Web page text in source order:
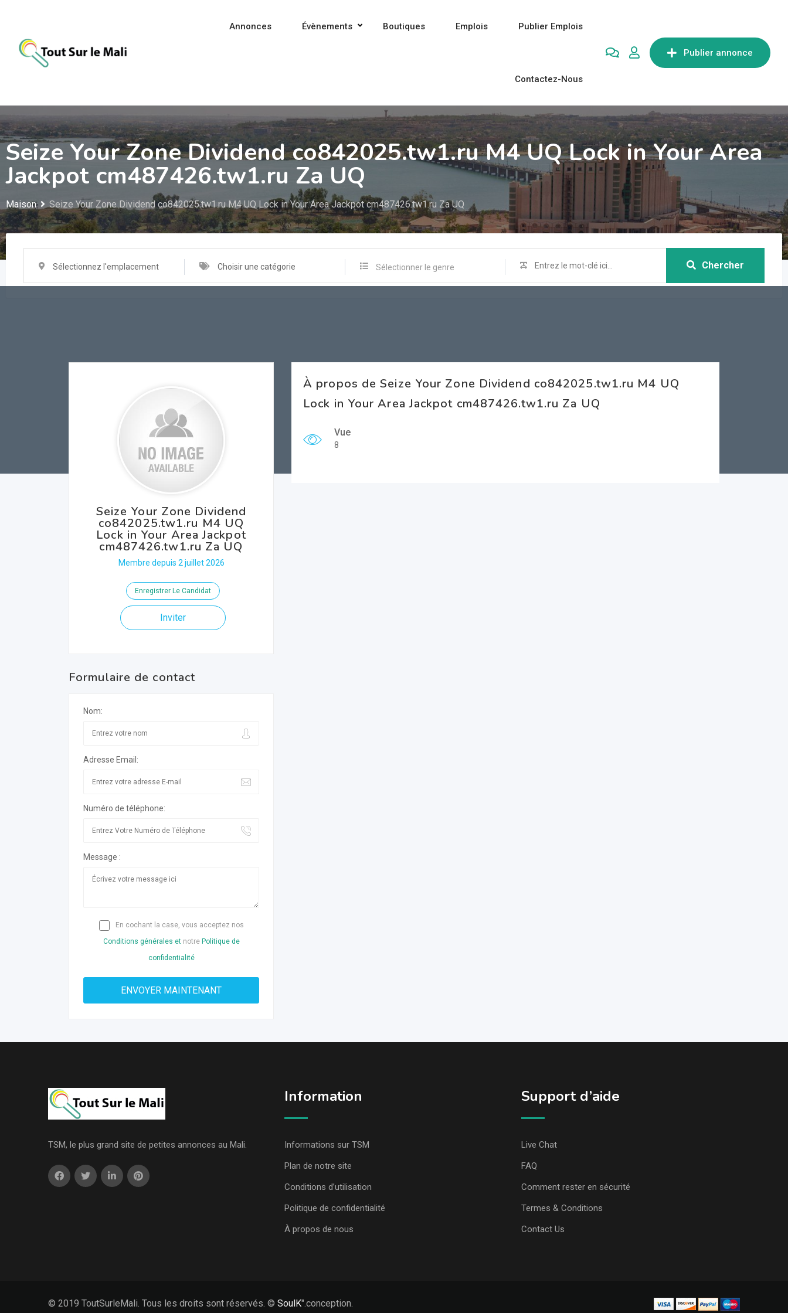
contenu
Publier annonce
Annonces Évènements Boutiques Emplois Publier Emplois
Contactez-Nous
Seize Your Zone Dividend co842025.tw1.ru M4 UQ Lock in Your Area
Jackpot cm487426.tw1.ru Za UQ
Maison Seize Your Zone Dividend co842025.tw1.ru M4 UQ Lock in Your Area Jackpot cm487426.tw1.ru Za UQ
Sélectionnez l'emplacement Choisir une catégorie Sélectionner le genre Chercher
Seize Your Zone Dividend
co842025.tw1.ru M4 UQ
Lock in Your Area Jackpot
cm487426.tw1.ru Za UQ
Membre depuis 2 juillet 2026
Enregistrer Le Candidat
Inviter
Formulaire de contact
Nom:
Adresse Email:
Numéro de téléphone:
Message :
En cochant la case, vous acceptez nos
Conditions générales etnotre Politique de
confidentialité
À propos de Seize Your Zone Dividend co842025.tw1.ru M4 UQ
Lock in Your Area Jackpot cm487426.tw1.ru Za UQ
Vue
8
TSM, le plus grand site de petites annonces au Mali.
Information
Informations sur TSM
Plan de notre site
Conditions d’utilisation
Politique de confidentialité
À propos de nous
Support d’aide
Live Chat
FAQ
Comment rester en sécurité
Termes & Conditions
Contact Us
© 2019 ToutSurleMali. Tous les droits sont réservés. © SoulK".conception.